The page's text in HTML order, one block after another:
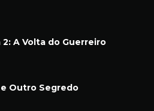
A Volta do Guerreiro
Outro Segredo